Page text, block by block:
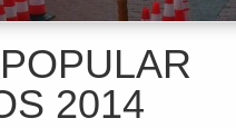
2014